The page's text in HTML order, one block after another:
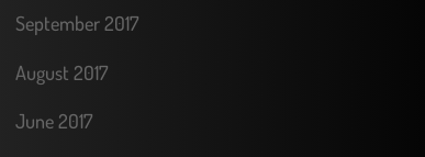
September 2017
August 2017
June 2017